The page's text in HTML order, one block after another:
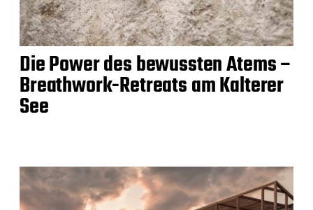
Die Power des bewussten Atems –
Breathwork-Retreats am Kalterer
See